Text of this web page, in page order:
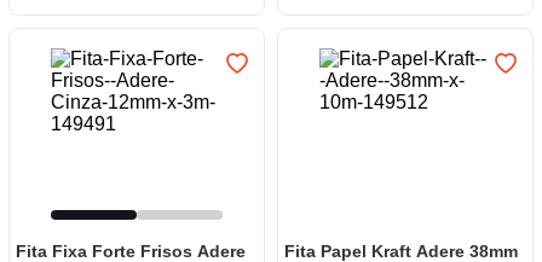
Fita Fixa Forte Frisos Adere
Fita Papel Kraft Adere 38mm